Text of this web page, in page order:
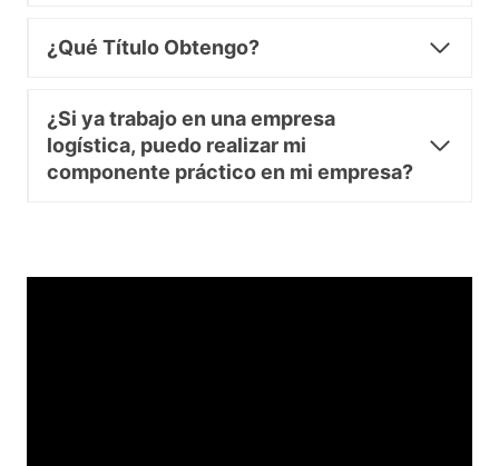
¿Qué Título Obtengo?
¿Si ya trabajo en una empresa
logística, puedo realizar mi
componente práctico en mi empresa?